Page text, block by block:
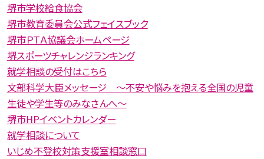
堺市学校給食協会
堺市教育委員会公式フェイスブック
堺市ＰＴＡ協議会ホームページ
堺スポーツチャレンジランキング
就学相談の受付はこちら
文部科学大臣メッセージ 〜不安や悩みを抱える全国の児童
生徒や学生等のみなさんへ〜
堺市HPイベントカレンダー
就学相談について
いじめ不登校対策支援室相談窓口